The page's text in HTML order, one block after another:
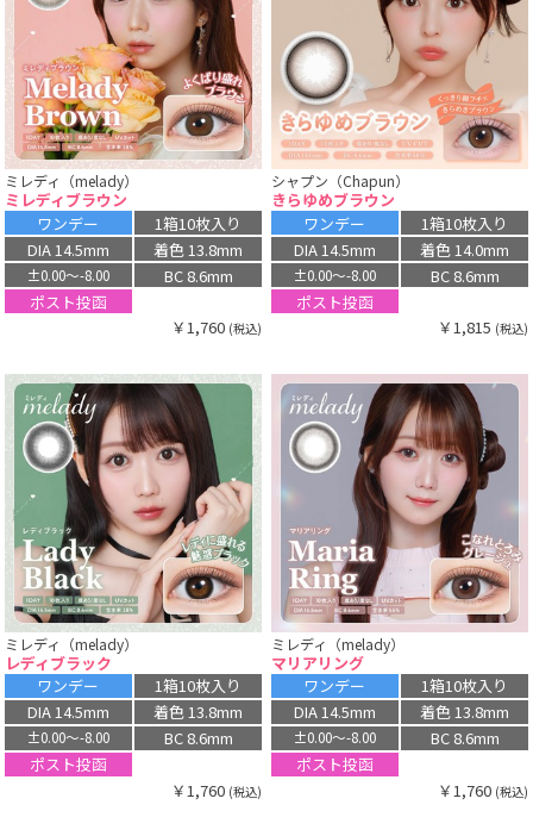
ミレディ（melady）
ミレディブラウン
ワンデー
1箱10枚入り
DIA 14.5mm
着色 13.8mm
±0.00〜-8.00
BC 8.6mm
ポスト投函
￥1,760 (税込)
シャプン（Chapun）
きらゆめブラウン
ワンデー
1箱10枚入り
DIA 14.5mm
着色 14.0mm
±0.00〜-8.00
BC 8.6mm
ポスト投函
￥1,815 (税込)
ミレディ（melady）
レディブラック
ワンデー
1箱10枚入り
DIA 14.5mm
着色 13.8mm
±0.00〜-8.00
BC 8.6mm
ポスト投函
￥1,760 (税込)
ミレディ（melady）
マリアリング
ワンデー
1箱10枚入り
DIA 14.5mm
着色 13.8mm
±0.00〜-8.00
BC 8.6mm
ポスト投函
￥1,760 (税込)